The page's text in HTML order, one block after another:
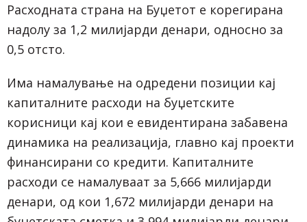
Расходната страна на Буџетот е корегирана
надолу за 1,2 милијарди денари, односно за
0,5 отсто.
Има намалување на одредени позиции кај
капиталните расходи на буџетските
корисници кај кои е евидентирана забавена
динамика на реализација, главно кај проекти
финансирани со кредити. Капиталните
расходи се намалуваат за 5,666 милијарди
денари, од кои 1,672 милијарди денари на